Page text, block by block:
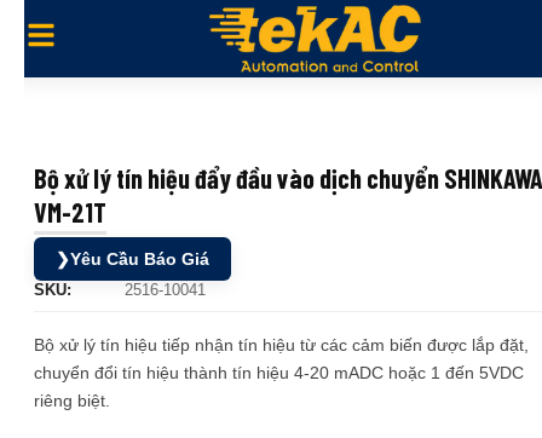
Bộ xử lý tín hiệu đẩy đầu vào dịch chuyển SHINKAWA
VM-21T
❯Yêu Cầu Báo Giá
SKU: 2516-10041
Bộ xử lý tín hiệu tiếp nhận tín hiệu từ các cảm biến được lắp đặt,
chuyển đổi tín hiệu thành tín hiệu 4-20 mADC hoặc 1 đến 5VDC
riêng biệt.